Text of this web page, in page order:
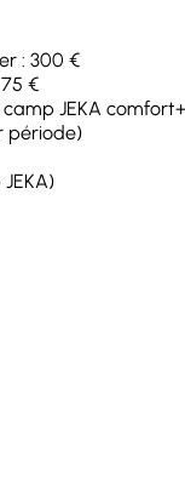
: 300 €
€
JEKA
période)